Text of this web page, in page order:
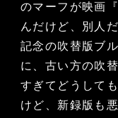
のマーフが映画
んだけど、別人
記念の吹替版ブ
に、古い方の吹
すぎてどうして
けど、新録版も